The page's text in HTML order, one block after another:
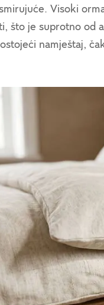
Visoki
što je suprotno od
namještaj,